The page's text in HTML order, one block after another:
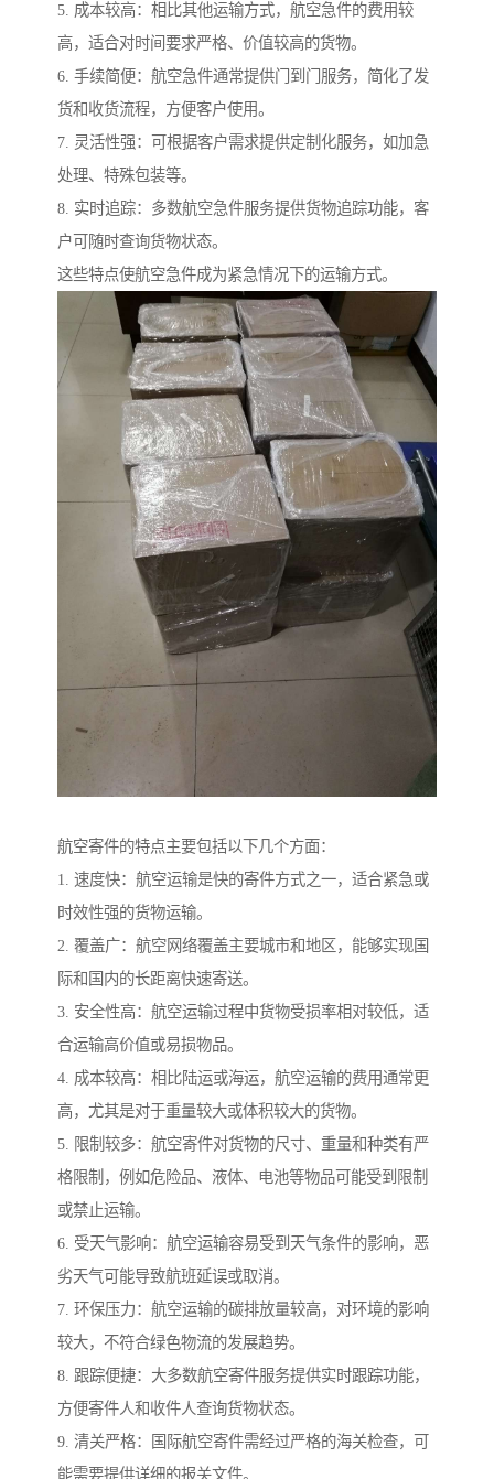
5. 成本较高：相比其他运输方式，航空急件的费用较
高，适合对时间要求严格、价值较高的货物。
6. 手续简便：航空急件通常提供门到门服务，简化了发
货和收货流程，方便客户使用。
7. 灵活性强：可根据客户需求提供定制化服务，如加急
处理、特殊包装等。
8. 实时追踪：多数航空急件服务提供货物追踪功能，客
户可随时查询货物状态。
这些特点使航空急件成为紧急情况下的运输方式。
航空寄件的特点主要包括以下几个方面：
1. 速度快：航空运输是快的寄件方式之一，适合紧急或
时效性强的货物运输。
2. 覆盖广：航空网络覆盖主要城市和地区，能够实现国
际和国内的长距离快速寄送。
3. 安全性高：航空运输过程中货物受损率相对较低，适
合运输高价值或易损物品。
4. 成本较高：相比陆运或海运，航空运输的费用通常更
高，尤其是对于重量较大或体积较大的货物。
5. 限制较多：航空寄件对货物的尺寸、重量和种类有严
格限制，例如危险品、液体、电池等物品可能受到限制
或禁止运输。
6. 受天气影响：航空运输容易受到天气条件的影响，恶
劣天气可能导致航班延误或取消。
7. 环保压力：航空运输的碳排放量较高，对环境的影响
较大，不符合绿色物流的发展趋势。
8. 跟踪便捷：大多数航空寄件服务提供实时跟踪功能，
方便寄件人和收件人查询货物状态。
9. 清关严格：国际航空寄件需经过严格的海关检查，可
能需要提供详细的报关文件。